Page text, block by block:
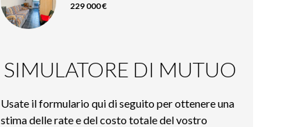
229 000 €
SIMULATORE DI MUTUO
Usate il formulario qui di seguito per ottenere una
stima delle rate e del costo totale del vostro